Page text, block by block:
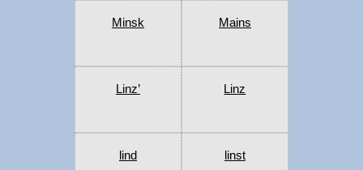
Minsk Mains
Linz’ Linz
lind linst